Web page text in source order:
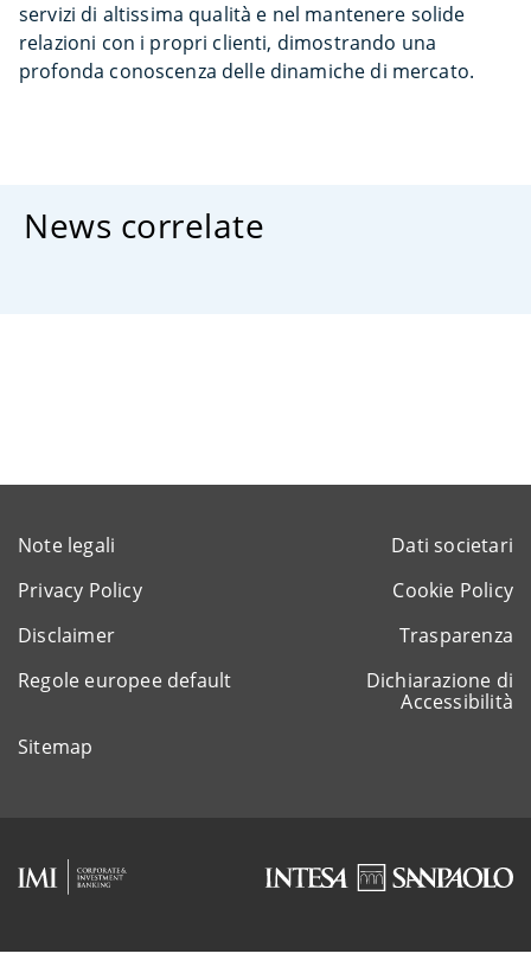
servizi di altissima qualità e nel mantenere solide
relazioni con i propri clienti, dimostrando una
profonda conoscenza delle dinamiche di mercato.
News correlate
Note legali
Dati societari
Privacy Policy
Cookie Policy
Disclaimer
Trasparenza
Regole europee default
Dichiarazione di
Accessibilità
Sitemap